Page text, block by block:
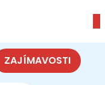
ZAJÍMAVOSTI